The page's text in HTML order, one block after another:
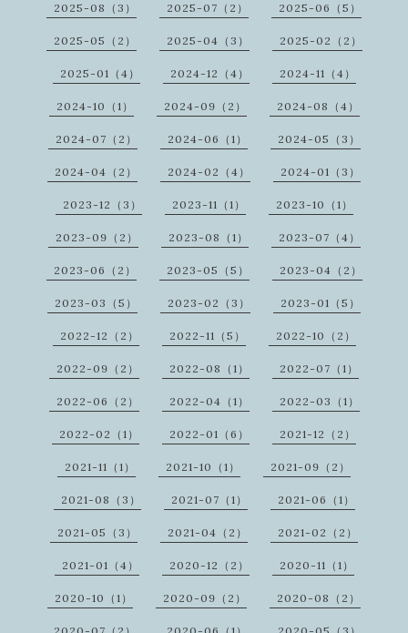
2025-08（3） 2025-07（2） 2025-06（5）
2025-05（2） 2025-04（3） 2025-02（2）
2025-01（4） 2024-12（4） 2024-11（4）
2024-10（1） 2024-09（2） 2024-08（4）
2024-07（2） 2024-06（1） 2024-05（3）
2024-04（2） 2024-02（4） 2024-01（3）
2023-12（3） 2023-11（1） 2023-10（1）
2023-09（2） 2023-08（1） 2023-07（4）
2023-06（2） 2023-05（5） 2023-04（2）
2023-03（5） 2023-02（3） 2023-01（5）
2022-12（2） 2022-11（5） 2022-10（2）
2022-09（2） 2022-08（1） 2022-07（1）
2022-06（2） 2022-04（1） 2022-03（1）
2022-02（1） 2022-01（6） 2021-12（2）
2021-11（1） 2021-10（1） 2021-09（2）
2021-08（3） 2021-07（1） 2021-06（1）
2021-05（3） 2021-04（2） 2021-02（2）
2021-01（4） 2020-12（2） 2020-11（1）
2020-10（1） 2020-09（2） 2020-08（2）